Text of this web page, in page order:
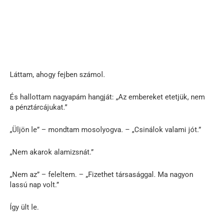
Láttam, ahogy fejben számol.
És hallottam nagyapám hangját: „Az embereket etetjük, nem
a pénztárcájukat.”
„Üljön le” – mondtam mosolyogva. – „Csinálok valami jót.”
„Nem akarok alamizsnát.”
„Nem az” – feleltem. – „Fizethet társasággal. Ma nagyon
lassú nap volt.”
Így ült le.